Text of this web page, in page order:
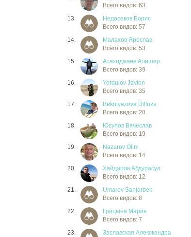
Всего видов: 63
13.
Недосеков Борис
Всего видов: 57
14.
Малахов Ярослав
Всего видов: 53
15.
Атаходжаев Алишер
Всего видов: 39
16.
Yorqulov Javlon
Всего видов: 35
17.
Bekniyazova Dilfuza
Всего видов: 20
18.
Юсупов Вячеслав
Всего видов: 19
19.
Nazarov Olim
Всего видов: 14
20.
Хайдаров Абдурасул
Всего видов: 12
21.
Umarov Sanjarbek
Всего видов: 8
22.
Грицына Мария
Всего видов: 7
23.
Заславская Алекскандра